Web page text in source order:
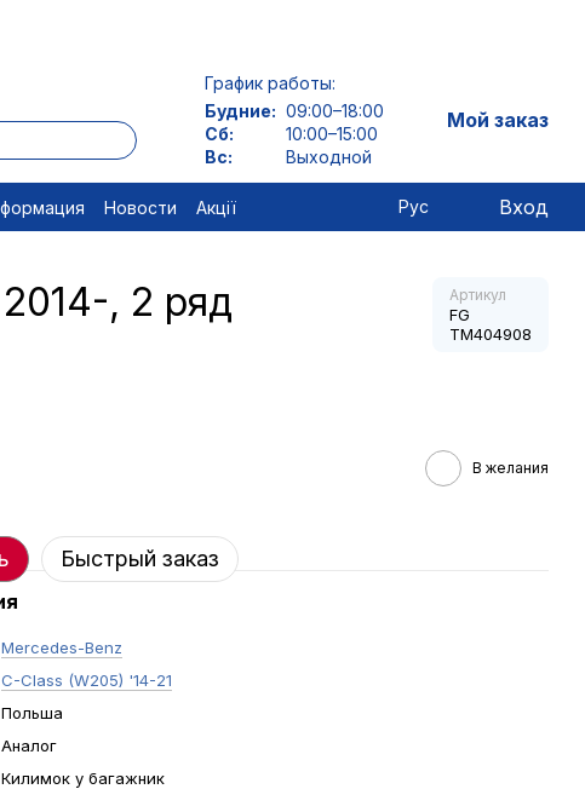
График работы:
Будние: 09:00–18:00
Сб:
10:00–15:00
Вс:
Выходной
Мой заказ
Новости
Акції
Рус Вход
, 2 ряд
Артикул
FG
TM404908
В желания
Быстрый заказ
Mercedes-Benz
C-Class (W205) '14-21
Польша
Аналог
Килимок у багажник